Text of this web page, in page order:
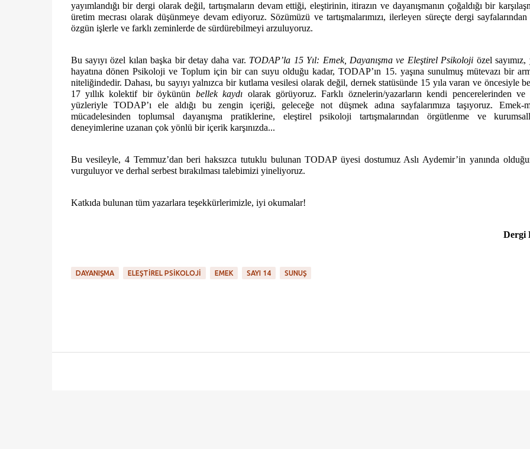
yayımlandığı bir dergi olarak değil, tartışmaların devam ettiği, eleştirinin, itirazın ve dayanışmanın çoğaldığı bir
üretim mecrası olarak düşünmeye devam ediyoruz. Sözümüzü ve tartışmalarımızı, ilerleyen süreçte dergi sayfalarından
özgün işlerle ve farklı zeminlerde de sürdürebilmeyi arzuluyoruz.
Bu sayıyı özel kılan başka bir detay daha var. TODAP’la 15 Yıl: Emek, Dayanışma ve Eleştirel Psikoloji özel sayımız,
hayatına dönen Psikoloji ve Toplum için bir can suyu olduğu kadar, TODAP’ın 15. yaşına sunulmuş mütevazı bir
niteliğindedir. Dahası, bu sayıyı yalnızca bir kutlama vesilesi olarak değil, dernek statüsünde 15 yıla varan ve öncesiyle
17 yıllık kolektif bir öykünün bellek kaydı olarak görüyoruz. Farklı öznelerin/yazarların kendi pencerelerinden ve
yüzleriyle TODAP’ı ele aldığı bu zengin içeriği, geleceğe not düşmek adına sayfalarımıza taşıyoruz. Emek-
mücadelesinden toplumsal dayanışma pratiklerine, eleştirel psikoloji tartışmalarından örgütlenme ve
deneyimlerine uzanan çok yönlü bir içerik karşınızda...
Bu vesileyle, 4 Temmuz’dan beri haksızca tutuklu bulunan TODAP üyesi dostumuz Aslı Aydemir’in yanında
vurguluyor ve derhal serbest bırakılması talebimizi yineliyoruz.
Katkıda bulunan tüm yazarlara teşekkürlerimizle, iyi okumalar!
Dergi
DAYANIŞMA ELEŞTIREL PSIKOLOJI EMEK SAYI 14 SUNUŞ